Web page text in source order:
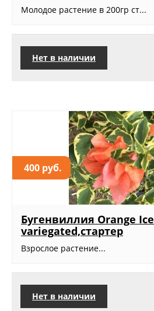
Молодое растение в 200гр ст...
Нет в наличии
400 руб.
Бугенвиллия Orange Ice
variegated,стартер
Взрослое растение...
Нет в наличии